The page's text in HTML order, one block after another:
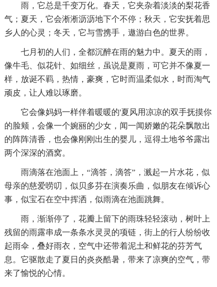
雨，它总是千变万化。春天，它夹杂着淡淡的梨花香
气；夏天，它会淅淅沥沥地下个不停；秋天，它安抚着思
乡人的心灵；冬天，它与雪携手，遨游白色的世界。
七月初的人们，全都沉醉在雨的魅力中。夏天的雨，
像牛毛、似花针、如细丝，虽说是夏雨，可它并不像夏一
样，放诞不羁，热情，豪爽，它时而温柔似水，时而淘气
顽皮，让人难以琢磨。
它会像妈妈一样伴着暖暖的'夏风用凉凉的双手抚摸你
的脸颊，会像一个婉丽的少女，闻一闻娇嫩的花朵飘散出
的阵阵清香，也会像刚刚出生的婴儿，逗得土地爷爷露出
两个深深的酒窝。
雨滴落在池面上，“滴答，滴答”，溅起一片水花，似
母亲的慈爱唠叨，似贝多芬在演奏乐曲，似朋友在倾诉心
事，似宝石在空中挥洒，似雨滴在池面跳舞。
雨，渐渐停了，花瓣上留下的雨珠轻轻滚动，树叶上
残留的雨露串成一条条水灵灵的项链，街上的行人纷纷收
起雨伞，叠好雨衣，空气中还带着泥土和鲜花的芬芳气
息。它驱散走了夏日的炎炎酷暑，带来了凉爽的空气，带
来了愉悦的心情。